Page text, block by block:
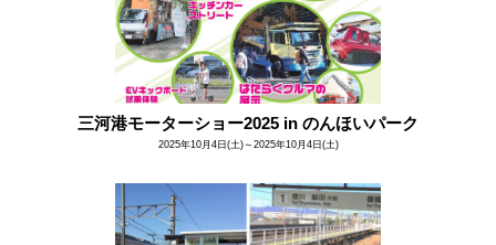
三河港モーターショー2025 in のんほいパーク
2025年10月4日(土)～2025年10月4日(土)